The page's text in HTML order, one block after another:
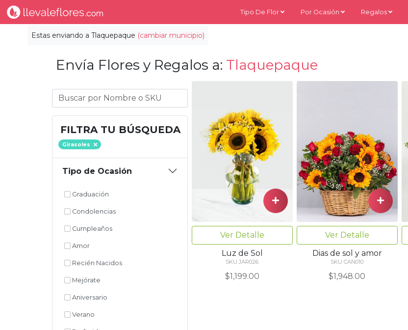
Estas enviando a Tlaquepaque (cambiar municipio)
Tipo De Flor Por Ocasión Regalos
Envía Flores y Regalos a: Tlaquepaque
FILTRA TU BÚSQUEDA
Girasoles
Tipo de Ocasión
Graduación
Condolencias
Cumpleaños
Amor
Recién Nacidos
Mejórate
Aniversario
Verano
Ver Detalle
Luz de Sol
SKU JAR026
$1,199.00
Ver Detalle
Dias de sol y amor
SKU CAN010
$1,948.00